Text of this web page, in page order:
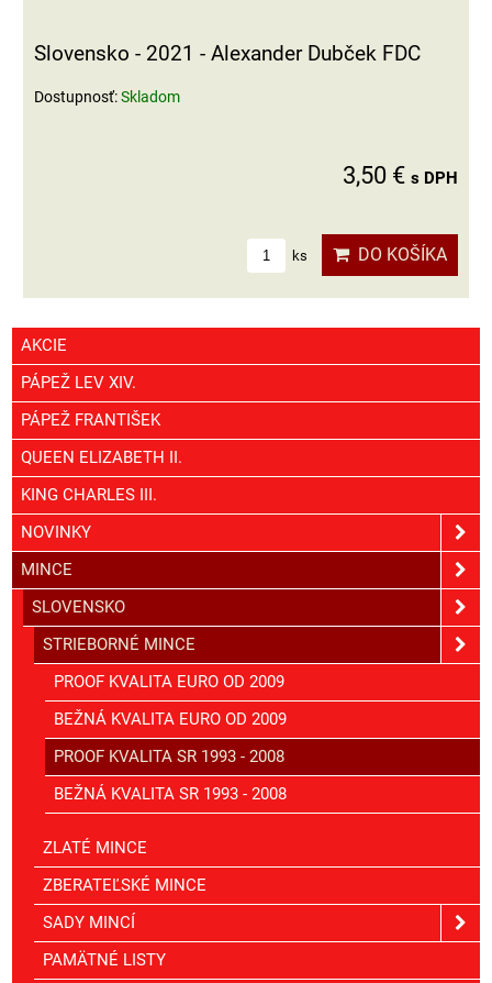
Slovensko - 2021 - Alexander Dubček FDC
Dostupnosť:Skladom
3,50 € s DPH
ks DO KOŠÍKA
AKCIE
PÁPEŽ LEV XIV.
PÁPEŽ FRANTIŠEK
QUEEN ELIZABETH II.
KING CHARLES III.
NOVINKY
MINCE
SLOVENSKO
STRIEBORNÉ MINCE
PROOF KVALITA EURO OD 2009
BEŽNÁ KVALITA EURO OD 2009
PROOF KVALITA SR 1993 - 2008
BEŽNÁ KVALITA SR 1993 - 2008
ZLATÉ MINCE
ZBERATEĽSKÉ MINCE
SADY MINCÍ
PAMÄTNÉ LISTY